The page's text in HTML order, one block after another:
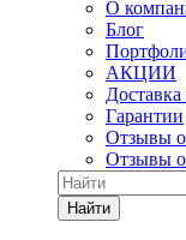
О
Блог
АКЦИИ
Доставка
Гарантии
Отзывы
Отзывы
Найти